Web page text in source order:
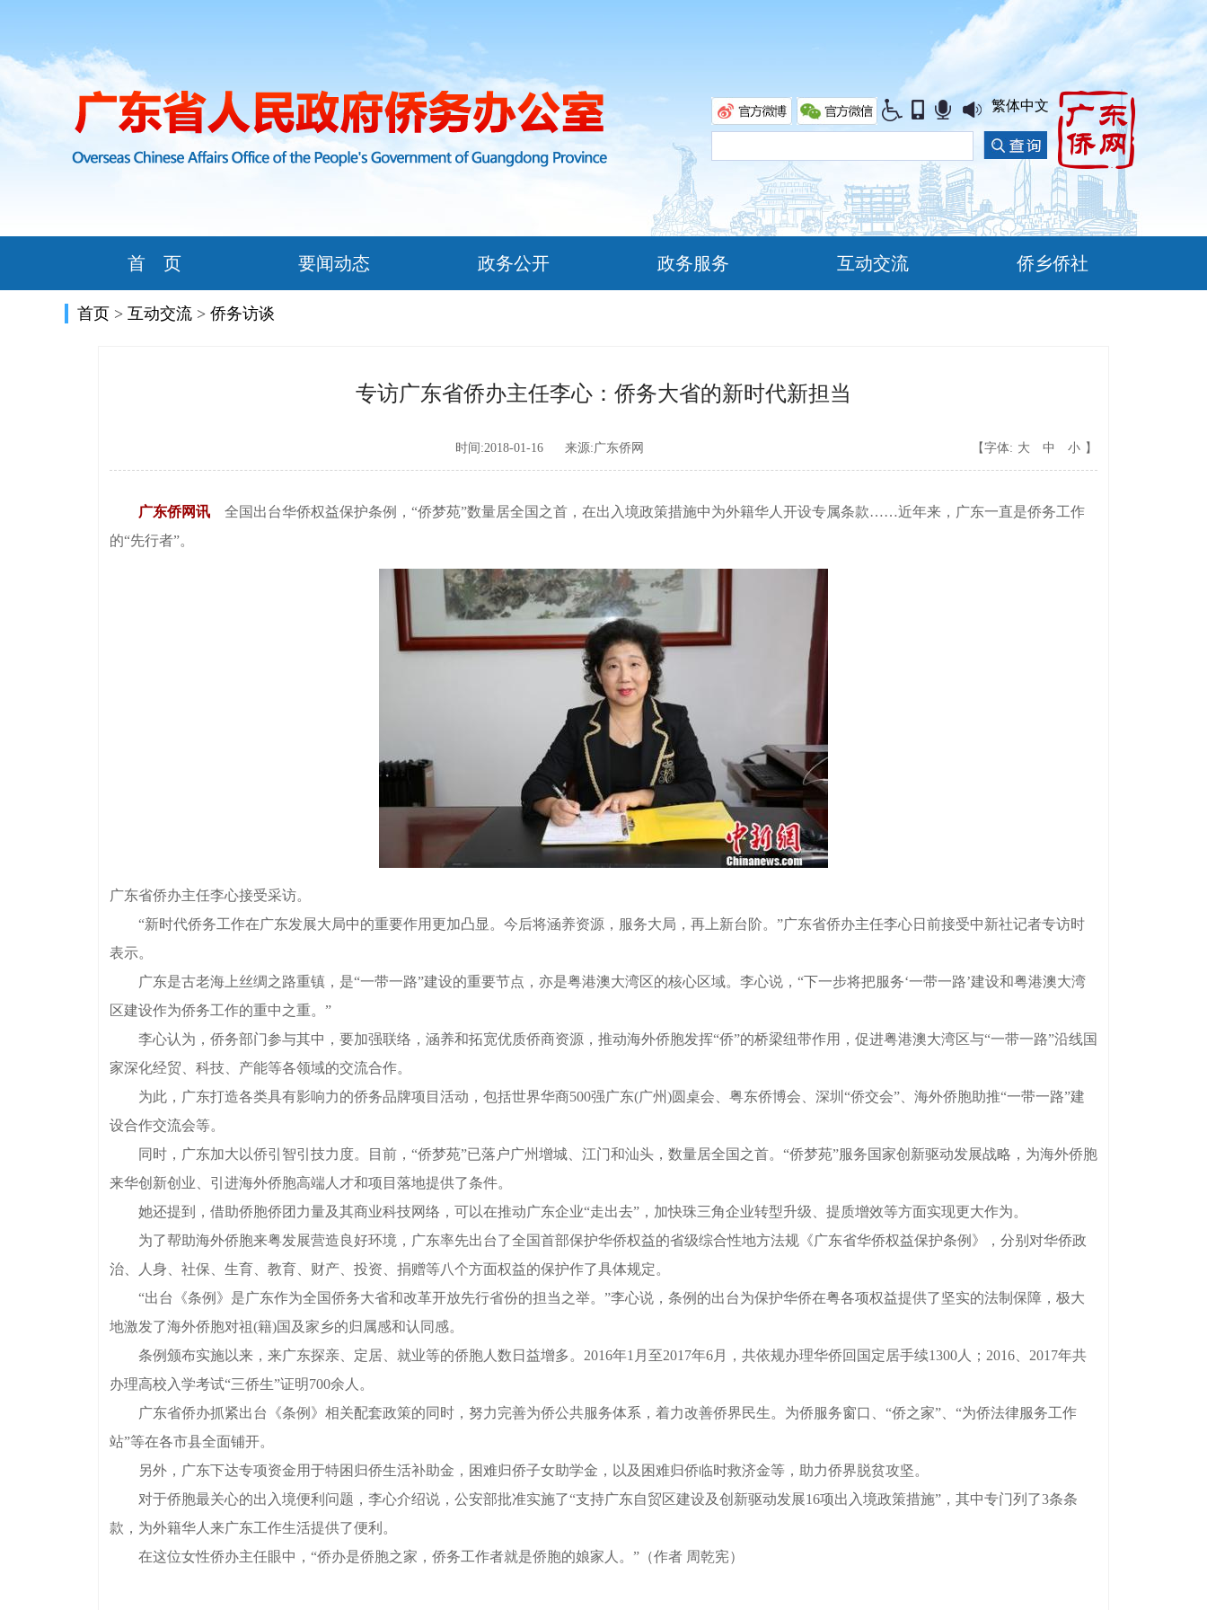
繁体中文
首 页 要闻动态 政务公开 政务服务 互动交流 侨乡侨社
首页 > 互动交流 > 侨务访谈
专访广东省侨办主任李心：侨务大省的新时代新担当
时间:2018-01-16 来源:广东侨网 【字体: 大 中 小 】
广东侨网讯 全国出台华侨权益保护条例，“侨梦苑”数量居全国之首，在出入境政策措施中为外籍华人开设专属条款……近年来，广东一直是侨务工作
的“先行者”。
广东省侨办主任李心接受采访。
“新时代侨务工作在广东发展大局中的重要作用更加凸显。今后将涵养资源，服务大局，再上新台阶。”广东省侨办主任李心日前接受中新社记者专访时
表示。
广东是古老海上丝绸之路重镇，是“一带一路”建设的重要节点，亦是粤港澳大湾区的核心区域。李心说，“下一步将把服务‘一带一路’建设和粤港澳大湾
区建设作为侨务工作的重中之重。”
李心认为，侨务部门参与其中，要加强联络，涵养和拓宽优质侨商资源，推动海外侨胞发挥“侨”的桥梁纽带作用，促进粤港澳大湾区与“一带一路”沿线国
家深化经贸、科技、产能等各领域的交流合作。
为此，广东打造各类具有影响力的侨务品牌项目活动，包括世界华商500强广东(广州)圆桌会、粤东侨博会、深圳“侨交会”、海外侨胞助推“一带一路”建
设合作交流会等。
同时，广东加大以侨引智引技力度。目前，“侨梦苑”已落户广州增城、江门和汕头，数量居全国之首。“侨梦苑”服务国家创新驱动发展战略，为海外侨胞
来华创新创业、引进海外侨胞高端人才和项目落地提供了条件。
她还提到，借助侨胞侨团力量及其商业科技网络，可以在推动广东企业“走出去”，加快珠三角企业转型升级、提质增效等方面实现更大作为。
为了帮助海外侨胞来粤发展营造良好环境，广东率先出台了全国首部保护华侨权益的省级综合性地方法规《广东省华侨权益保护条例》，分别对华侨政
治、人身、社保、生育、教育、财产、投资、捐赠等八个方面权益的保护作了具体规定。
“出台《条例》是广东作为全国侨务大省和改革开放先行省份的担当之举。”李心说，条例的出台为保护华侨在粤各项权益提供了坚实的法制保障，极大
地激发了海外侨胞对祖(籍)国及家乡的归属感和认同感。
条例颁布实施以来，来广东探亲、定居、就业等的侨胞人数日益增多。2016年1月至2017年6月，共依规办理华侨回国定居手续1300人；2016、2017年共
办理高校入学考试“三侨生”证明700余人。
广东省侨办抓紧出台《条例》相关配套政策的同时，努力完善为侨公共服务体系，着力改善侨界民生。为侨服务窗口、“侨之家”、“为侨法律服务工作
站”等在各市县全面铺开。
另外，广东下达专项资金用于特困归侨生活补助金，困难归侨子女助学金，以及困难归侨临时救济金等，助力侨界脱贫攻坚。
对于侨胞最关心的出入境便利问题，李心介绍说，公安部批准实施了“支持广东自贸区建设及创新驱动发展16项出入境政策措施”，其中专门列了3条条
款，为外籍华人来广东工作生活提供了便利。
在这位女性侨办主任眼中，“侨办是侨胞之家，侨务工作者就是侨胞的娘家人。”（作者 周乾宪）